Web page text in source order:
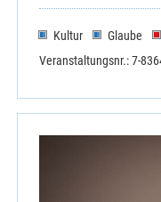
Kultur Glaube
Veranstaltungsnr.: 7-